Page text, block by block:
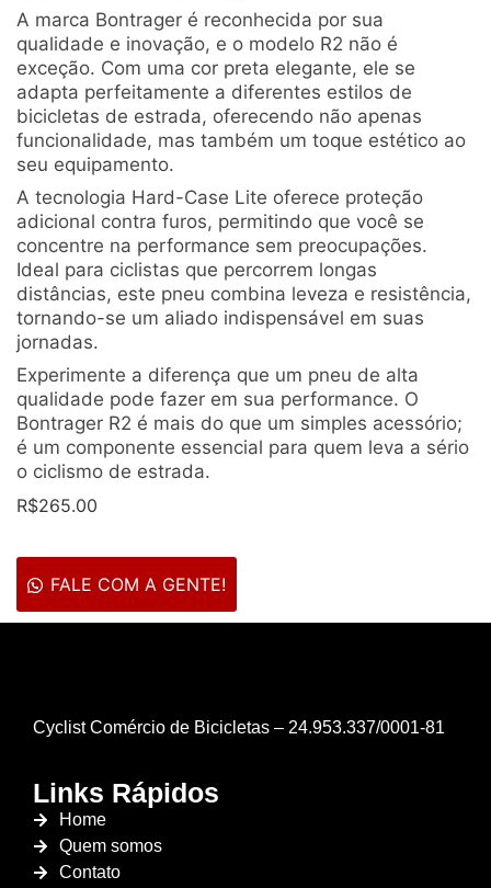
A marca Bontrager é reconhecida por sua
qualidade e inovação, e o modelo R2 não é
exceção. Com uma cor preta elegante, ele se
adapta perfeitamente a diferentes estilos de
bicicletas de estrada, oferecendo não apenas
funcionalidade, mas também um toque estético ao
seu equipamento.
A tecnologia Hard-Case Lite oferece proteção
adicional contra furos, permitindo que você se
concentre na performance sem preocupações.
Ideal para ciclistas que percorrem longas
distâncias, este pneu combina leveza e resistência,
tornando-se um aliado indispensável em suas
jornadas.
Experimente a diferença que um pneu de alta
qualidade pode fazer em sua performance. O
Bontrager R2 é mais do que um simples acessório;
é um componente essencial para quem leva a sério
o ciclismo de estrada.
R$265.00
FALE COM A GENTE!
Cyclist Comércio de Bicicletas – 24.953.337/0001-81
Links Rápidos
Home
Quem somos
Contato